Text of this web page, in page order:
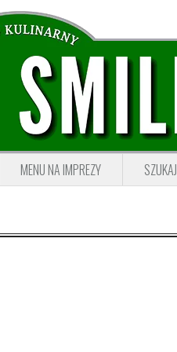
MENU NA IMPREZY SZUKAJ